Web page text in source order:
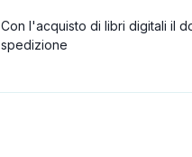
Con l'acquisto di libri digitali il
spedizione